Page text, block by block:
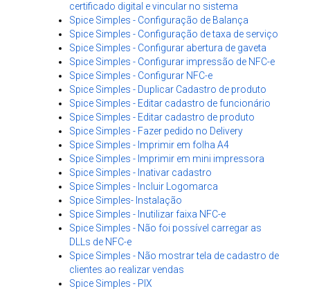
certificado digital e vincular no sistema
Spice Simples - Configuração de Balança
Spice Simples - Configuração de taxa de serviço
Spice Simples - Configurar abertura de gaveta
Spice Simples - Configurar impressão de NFC-e
Spice Simples - Configurar NFC-e
Spice Simples - Duplicar Cadastro de produto
Spice Simples - Editar cadastro de funcionário
Spice Simples - Editar cadastro de produto
Spice Simples - Fazer pedido no Delivery
Spice Simples - Imprimir em folha A4
Spice Simples - Imprimir em mini impressora
Spice Simples - Inativar cadastro
Spice Simples - Incluir Logomarca
Spice Simples- Instalação
Spice Simples - Inutilizar faixa NFC-e
Spice Simples - Não foi possível carregar as
DLLs de NFC-e
Spice Simples - Não mostrar tela de cadastro de
clientes ao realizar vendas
Spice Simples - PIX